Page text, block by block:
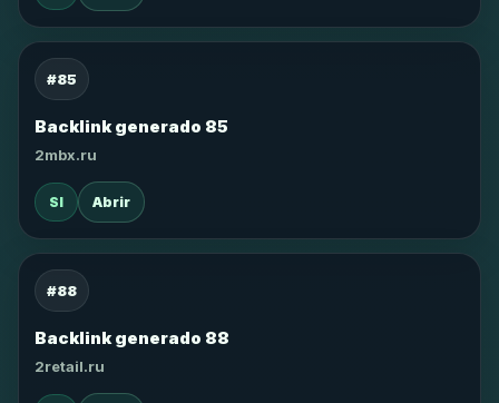
#85
Backlink generado 85
2mbx.ru
SI Abrir
#88
Backlink generado 88
2retail.ru